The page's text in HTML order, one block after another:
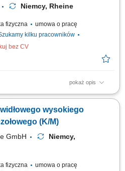
Niemcy, Rheine
fizyczna
umowa o pracę
kilku pracowników
bez CV
pokaż opis
komponentów oraz wyrobów gotowych
składowania; Prowadzenie prac
i wysyłkach towarowych; Skanowanie,
wysyłkowych zgodnie ze
wysokiego
(K/M)
GmbH
Niemcy,
fizyczna
umowa o pracę